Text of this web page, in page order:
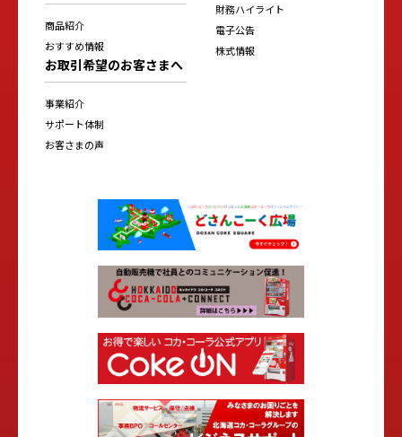
商品紹介
おすすめ情報
お取引希望のお客さまへ
事業紹介
サポート体制
お客さまの声
財務ハイライト
電子公告
株式情報